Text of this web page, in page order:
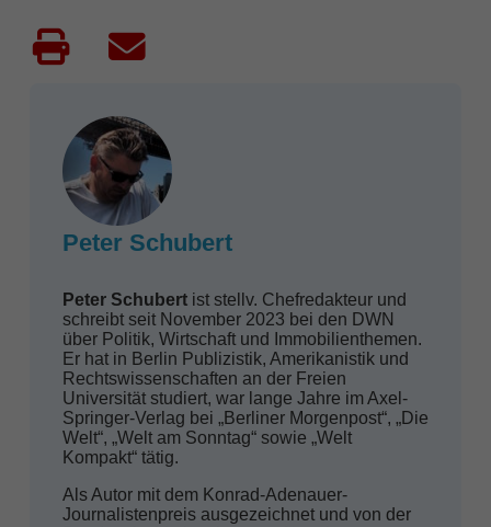
Peter Schubert
Peter Schubert ist stellv. Chefredakteur und
schreibt seit November 2023 bei den DWN
über Politik, Wirtschaft und Immobilienthemen.
Er hat in Berlin Publizistik, Amerikanistik und
Rechtswissenschaften an der Freien
Universität studiert, war lange Jahre im Axel-
Springer-Verlag bei „Berliner Morgenpost“, „Die
Welt“, „Welt am Sonntag“ sowie „Welt
Kompakt“ tätig.
Als Autor mit dem Konrad-Adenauer-
Journalistenpreis ausgezeichnet und von der